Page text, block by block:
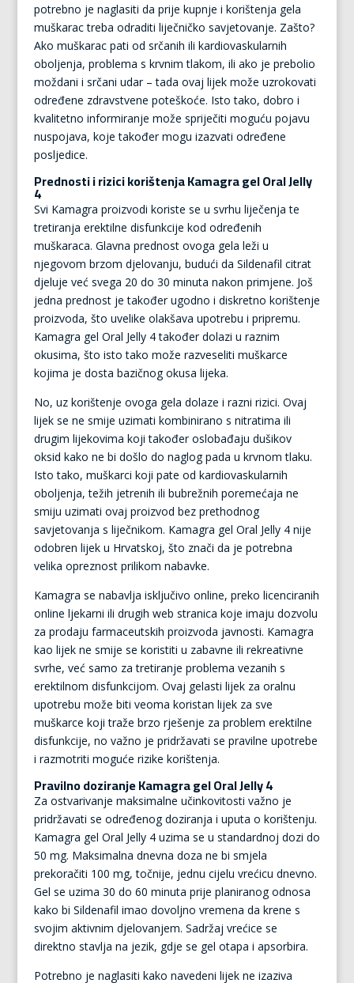
potrebno je naglasiti da prije kupnje i korištenja gela
muškarac treba odraditi liječničko savjetovanje. Zašto?
Ako muškarac pati od srčanih ili kardiovaskularnih
oboljenja, problema s krvnim tlakom, ili ako je prebolio
moždani i srčani udar – tada ovaj lijek može uzrokovati
određene zdravstvene poteškoće. Isto tako, dobro i
kvalitetno informiranje može spriječiti moguću pojavu
nuspojava, koje također mogu izazvati određene
posljedice.
Prednosti i rizici korištenja Kamagra gel Oral Jelly
4
Svi Kamagra proizvodi koriste se u svrhu liječenja te
tretiranja erektilne disfunkcije kod određenih
muškaraca. Glavna prednost ovoga gela leži u
njegovom brzom djelovanju, budući da Sildenafil citrat
djeluje već svega 20 do 30 minuta nakon primjene. Još
jedna prednost je također ugodno i diskretno korištenje
proizvoda, što uvelike olakšava upotrebu i pripremu.
Kamagra gel Oral Jelly 4 također dolazi u raznim
okusima, što isto tako može razveseliti muškarce
kojima je dosta bazičnog okusa lijeka.
No, uz korištenje ovoga gela dolaze i razni rizici. Ovaj
lijek se ne smije uzimati kombinirano s nitratima ili
drugim lijekovima koji također oslobađaju dušikov
oksid kako ne bi došlo do naglog pada u krvnom tlaku.
Isto tako, muškarci koji pate od kardiovaskularnih
oboljenja, težih jetrenih ili bubrežnih poremećaja ne
smiju uzimati ovaj proizvod bez prethodnog
savjetovanja s liječnikom. Kamagra gel Oral Jelly 4 nije
odobren lijek u Hrvatskoj, što znači da je potrebna
velika opreznost prilikom nabavke.
Kamagra se nabavlja isključivo online, preko licenciranih
online ljekarni ili drugih web stranica koje imaju dozvolu
za prodaju farmaceutskih proizvoda javnosti. Kamagra
kao lijek ne smije se koristiti u zabavne ili rekreativne
svrhe, već samo za tretiranje problema vezanih s
erektilnom disfunkcijom. Ovaj gelasti lijek za oralnu
upotrebu može biti veoma koristan lijek za sve
muškarce koji traže brzo rješenje za problem erektilne
disfunkcije, no važno je pridržavati se pravilne upotrebe
i razmotriti moguće rizike korištenja.
Pravilno doziranje Kamagra gel Oral Jelly 4
Za ostvarivanje maksimalne učinkovitosti važno je
pridržavati se određenog doziranja i uputa o korištenju.
Kamagra gel Oral Jelly 4 uzima se u standardnoj dozi do
50 mg. Maksimalna dnevna doza ne bi smjela
prekoračiti 100 mg, točnije, jednu cijelu vrećicu dnevno.
Gel se uzima 30 do 60 minuta prije planiranog odnosa
kako bi Sildenafil imao dovoljno vremena da krene s
svojim aktivnim djelovanjem. Sadržaj vrećice se
direktno stavlja na jezik, gdje se gel otapa i apsorbira.
Potrebno je naglasiti kako navedeni lijek ne izaziva